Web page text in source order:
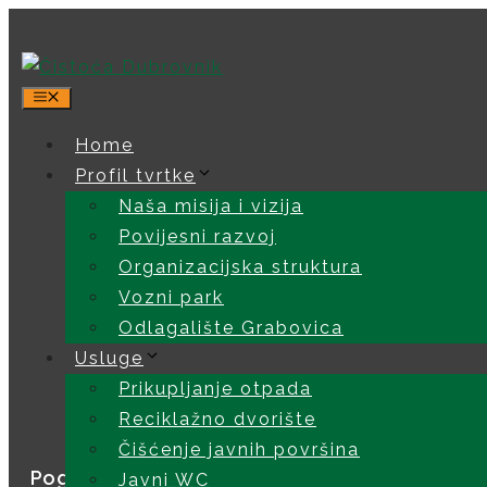
content
Home
Profil tvrtke
Naša misija i vizija
Povijesni razvoj
Organizacijska struktura
Vozni park
Odlagalište Grabovica
Usluge
Prikupljanje otpada
Reciklažno dvorište
Čišćenje javnih površina
Javni WC
Pogledano: 312